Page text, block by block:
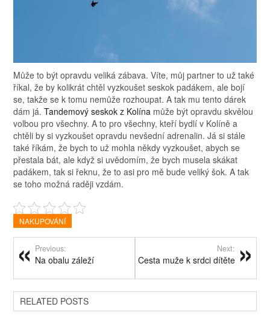
Může to být opravdu veliká zábava. Víte, můj partner to už také
říkal, že by kolikrát chtěl vyzkoušet seskok padákem, ale bojí
se, takže se k tomu nemůže rozhoupat. A tak mu tento dárek
dám já.Tandemový seskok z Kolína může být opravdu skvělou
volbou pro všechny. A to pro všechny, kteří bydlí v Kolíně a
chtěli by si vyzkoušet opravdu nevšední adrenalin. Já si stále
také říkám, že bych to už mohla někdy vyzkoušet, abych se
přestala bát, ale když si uvědomím, že bych musela skákat
padákem, tak si řeknu, že to asi pro mě bude veliký šok. A tak
se toho možná raději vzdám.
NAKUPOVÁNÍ
Previous:
Na obalu záleží
Next:
Cesta muže k srdci dítěte
RELATED POSTS